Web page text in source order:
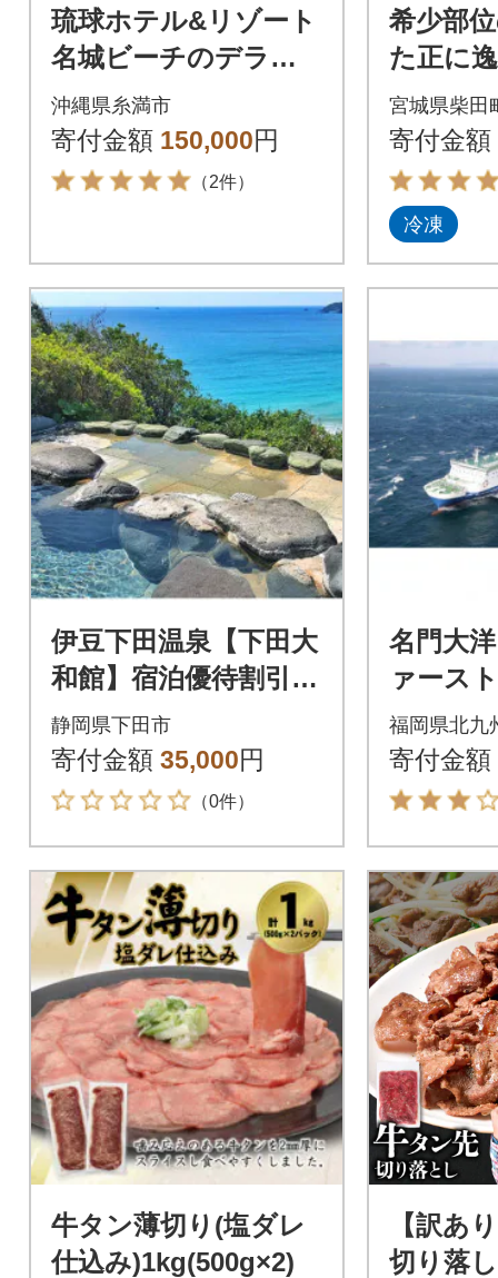
琉球ホテル&リゾート
名城ビーチのデラッ
クスツイン ペア1泊宿
泊招待券
沖縄県糸満市
寄付金額 150,000円
（2件）
希少部
た正に
らの逸
ん 極上
8枚入り
宮城県柴田
寄付金額
冷凍
伊豆下田温泉【下田大
和館】宿泊優待割引券
10000円
静岡県下田市
寄付金額 35,000円
（0件）
名門大
ァース
テルク
北九州
船&宿泊
福岡県北九
寄付金額
牛タン薄切り(塩ダレ
仕込み)1kg(500g×2)
【訳あ
切り落